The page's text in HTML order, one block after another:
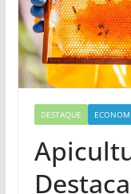
DESTAQUE